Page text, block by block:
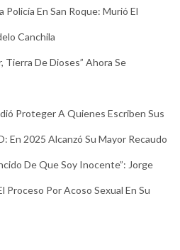
En San Roque: Murió El
Canchila
Tierra De Dioses” Ahora Se
Proteger A Quienes Escriben Sus
En 2025 Alcanzó Su Mayor Recaudo
De Que Soy Inocente”: Jorge
Proceso Por Acoso Sexual En Su